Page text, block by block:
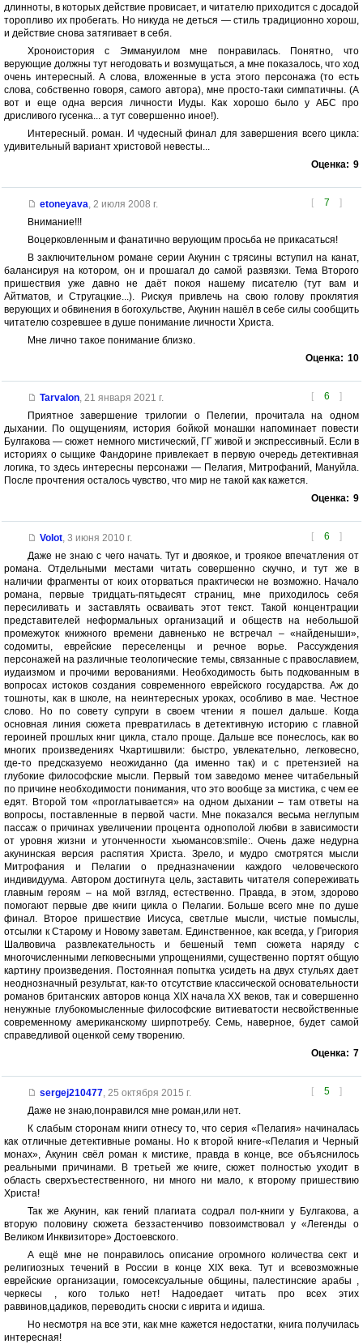
длинноты, в которых действие провисает, и читателю приходится с досадой
торопливо их пробегать. Но никуда не деться — стиль традиционно хорош,
и действие снова затягивает в себя.
Хроноистория с Эммануилом мне понравилась. Понятно, что
верующие должны тут негодовать и возмущаться, а мне показалось, что ход
очень интересный. А слова, вложенные в уста этого персонажа (то есть
слова, собственно говоря, самого автора), мне просто-таки симпатичны. (А
вот и еще одна версия личности Иуды. Как хорошо было у АБС про
дрисливого гусенка... а тут совершенно иное!).
Интересный. роман. И чудесный финал для завершения всего цикла:
удивительный вариант христовой невесты...
Оценка: 9
[ 7 ]
etoneyava 2 июля 2008 г.
Внимание!!!
Воцерковленным и фанатично верующим просьба не прикасаться!
В заключительном романе серии Акунин с трясины вступил на канат,
балансируя на котором, он и прошагал до самой развязки. Тема Второго
пришествия уже давно не даёт покоя нашему писателю (тут вам и
Айтматов, и Стругацкие...). Рискуя привлечь на свою голову проклятия
верующих и обвинения в богохульстве, Акунин нашёл в себе силы сообщить
читателю созревшее в душе понимание личности Христа.
Мне лично такое понимание близко.
Оценка: 10
[ 6 ]
Tarvalon, 21 января 2021 г.
Приятное завершение трилогии о Пелегии, прочитала на одном
дыхании. По ощущениям, история бойкой монашки напоминает повести
Булгакова — сюжет немного мистический, ГГ живой и экспрессивный. Если в
историях о сыщике Фандорине привлекает в первую очередь детективная
логика, то здесь интересны персонажи — Пелагия, Митрофаний, Мануйла.
После прочтения осталось чувство, что мир не такой как кажется.
Оценка: 9
[ 6 ]
Volot, 3 июня 2010 г.
Даже не знаю с чего начать. Тут и двоякое, и троякое впечатления от
романа. Отдельными местами читать совершенно скучно, и тут же в
наличии фрагменты от коих оторваться практически не возможно. Начало
романа, первые тридцать-пятьдесят страниц, мне приходилось себя
пересиливать и заставлять осваивать этот текст. Такой концентрации
представителей неформальных организаций и обществ на небольшой
промежуток книжного времени давненько не встречал – «найденыши»,
содомиты, еврейские переселенцы и речное ворье. Рассуждения
персонажей на различные теологические темы, связанные с православием,
иудаизмом и прочими верованиями. Необходимость быть подкованным в
вопросах истоков создания современного еврейского государства. Аж до
тошноты, как в школе, на неинтересных уроках, особливо в мае. Честное
слово. Но по совету супруги в своем чтении я пошел дальше. Когда
основная линия сюжета превратилась в детективную историю с главной
героиней прошлых книг цикла, стало проще. Дальше все понеслось, как во
многих произведениях Чхартишвили: быстро, увлекательно, легковесно,
где-то предсказуемо неожиданно (да именно так) и с претензией на
глубокие философские мысли. Первый том заведомо менее читабельный
по причине необходимости понимания, что это вообще за мистика, с чем ее
едят. Второй том «проглатывается» на одном дыхании – там ответы на
вопросы, поставленные в первой части. Мне показался весьма неглупым
пассаж о причинах увеличении процента однополой любви в зависимости
от уровня жизни и утонченности хьюмансов:smile:. Очень даже недурна
акунинская версия распятия Христа. Зрело, и мудро смотрятся мысли
Митрофания и Пелагии о предназначении каждого человеческого
индивидуума. Автором достигнута цель, заставить читателя сопереживать
главным героям – на мой взгляд, естественно. Правда, в этом, здорово
помогают первые две книги цикла о Пелагии. Больше всего мне по душе
финал. Второе пришествие Иисуса, светлые мысли, чистые помыслы,
отсылки к Старому и Новому заветам. Единственное, как всегда, у Григория
Шалвовича развлекательность и бешеный темп сюжета наряду с
многочисленными легковесными упрощениями, существенно портят общую
картину произведения. Постоянная попытка усидеть на двух стульях дает
неоднозначный результат, как-то отсутствие классической основательности
романов британских авторов конца XIX начала XX веков, так и совершенно
ненужные глубокомысленные философские витиеватости несвойственные
современному американскому ширпотребу. Семь, наверное, будет самой
справедливой оценкой сему творению.
Оценка: 7
[ 5 ]
sergej210477, 25 октября 2015 г.
Даже не знаю,понравился мне роман,или нет.
К слабым сторонам книги отнесу то, что серия «Пелагия» начиналась
как отличные детективные романы. Но к второй книге-«Пелагия и Черный
монах», Акунин свёл роман к мистике, правда в конце, все объяснилось
реальными причинами. В третьей же книге, сюжет полностью уходит в
область сверхъестественного, ни много ни мало, к второму пришествию
Христа!
Так же Акунин, как гений плагиата содрал пол-книги у Булгакова, а
вторую половину сюжета беззастенчиво повзоимствовал у «Легенды о
Великом Инквизиторе» Достоевского.
А ещё мне не понравилось описание огромного количества сект и
религиозных течений в России в конце XIX века. Тут и всевозможные
еврейские организации, гомосексуальные общины, палестинские арабы ,
черкесы , кого только нет! Надоедает читать про всех этих
раввинов,цадиков, переводить сноски с иврита и идиша.
Но несмотря на все эти, как мне кажется недостатки, книга получилась
интересная!